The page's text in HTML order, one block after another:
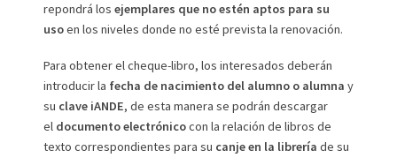
repondrá los ejemplares que no estén aptos para su
usoen los niveles donde no esté prevista la renovación.
Para obtener el cheque-libro, los interesados deberán
introducir la fecha de nacimiento del alumno o alumna y
su clave iANDE, de esta manera se podrán descargar
el documento electrónicocon la relación de libros de
texto correspondientes para su canje en la librería de su